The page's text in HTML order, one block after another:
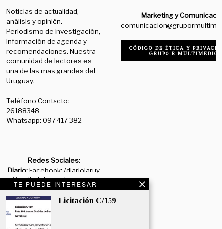
TE PUEDE INTERESAR
Licitación C/159
Noticias de actualidad,
análisis y opinión.
Periodismo de investigación,
Información de agenda y
recomendaciones. Nuestra
comunidad de lectores es
una de las mas grandes del
Uruguay.
Teléfono Contacto:
26188348
Whatsapp: 097 417 382
Marketing y
CÓDIGO DE ÉTICA Y
GRUPO R MULTIMEDIO
Redes Sociales:
Diario:Facebook: /diariolaruy
- X: @diariolaruy - Instagram:
@diariolar_uy
Departamento Comercial:
comercial@grupormultimedio.com